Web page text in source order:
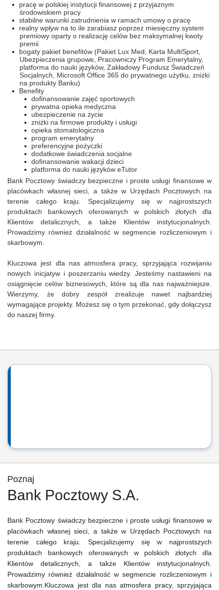
pracę w polskiej instytucji finansowej z przyjaznym
środowiskiem pracy
stabilne warunki zatrudnienia w ramach umowy o pracę
realny wpływ na to ile zarabiasz poprzez miesięczny system
premiowy oparty o realizację celów bez maksymalnej kwoty
premii
bogaty pakiet benefitów (Pakiet Lux Med, Karta MultiSport,
Ubezpieczenia grupowe, Pracowniczy Program Emerytalny,
platforma do nauki języków, Zakładowy Fundusz Świadczeń
Socjalnych, Microsoft Office 365 do prywatnego użytku, zniżki
na produkty Banku)
Benefity
dofinansowanie zajęć sportowych
prywatna opieka medyczna
ubezpieczenie na życie
zniżki na firmowe produkty i usługi
opieka stomatologiczna
program emerytalny
preferencyjne pożyczki
dodatkowe świadczenia socjalne
dofinansowanie wakacji dzieci
platforma do nauki języków eTutor
Bank Pocztowy świadczy bezpieczne i proste usługi finansowe w
placówkach własnej sieci, a także w Urzędach Pocztowych na
terenie całego kraju. Specjalizujemy się w najprostszych
produktach bankowych oferowanych w polskich złotych dla
Klientów detalicznych, a także Klientów instytucjonalnych.
Prowadzimy również działalność w segmencie rozliczeniowym i
skarbowym.
Kluczowa jest dla nas atmosfera pracy, sprzyjająca rozwijaniu
nowych inicjatyw i poszerzaniu wiedzy. Jesteśmy nastawieni na
osiągnięcie celów biznesowych, które są dla nas najważniejsze.
Wierzymy, że dobry zespół zrealizuje nawet najbardziej
wymagające projekty. Możesz się o tym przekonać, gdy dołączysz
do naszej firmy.
Poznaj
Bank Pocztowy S.A.
Bank Pocztowy świadczy bezpieczne i proste usługi finansowe w
placówkach własnej sieci, a także w Urzędach Pocztowych na
terenie całego kraju. Specjalizujemy się w najprostszych
produktach bankowych oferowanych w polskich złotych dla
Klientów detalicznych, a także Klientów instytucjonalnych.
Prowadzimy również działalność w segmencie rozliczeniowym i
skarbowym.Kluczowa jest dla nas atmosfera pracy, sprzyjająca